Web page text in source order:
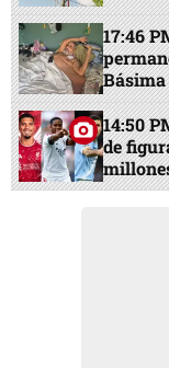
17:46
Básima
14:50
de